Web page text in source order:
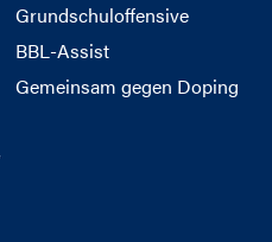
Grundschuloffensive
BBL-Assist
Gemeinsam gegen Doping